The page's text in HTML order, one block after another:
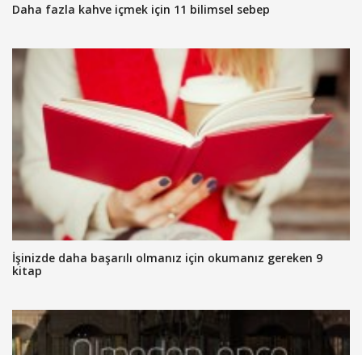
Daha fazla kahve içmek için 11 bilimsel sebep
İşinizde daha başarılı olmanız için okumanız gereken 9
kitap